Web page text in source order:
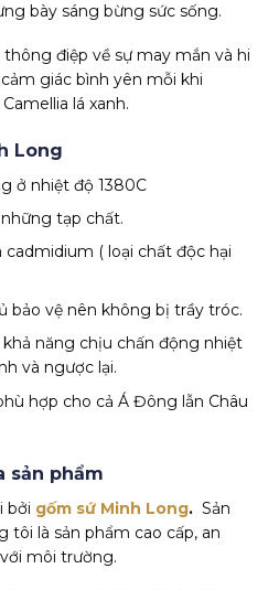
bày sáng bừng sức sống.
điệp về sự may mắn và hi
giác bình yên mỗi khi
lá xanh.
Long
ở nhiệt độ 1380C
tạp chất.
cadmidium ( loại chất độc hại
bảo vệ nên không bị trầy tróc.
năng chịu chấn động nhiệt
và ngược lại.
hợp cho cả Á Đông lẫn Châu
sản phẩm
bởi gốm sứ Minh Long. Sản
tôi là sản phẩm cao cấp, an
môi trường.